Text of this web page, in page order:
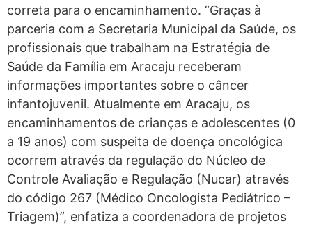
correta para o encaminhamento. “Graças à
parceria com a Secretaria Municipal da Saúde, os
profissionais que trabalham na Estratégia de
Saúde da Família em Aracaju receberam
informações importantes sobre o câncer
infantojuvenil. Atualmente em Aracaju, os
encaminhamentos de crianças e adolescentes (0
a 19 anos) com suspeita de doença oncológica
ocorrem através da regulação do Núcleo de
Controle Avaliação e Regulação (Nucar) através
do código 267 (Médico Oncologista Pediátrico –
Triagem)”, enfatiza a coordenadora de projetos